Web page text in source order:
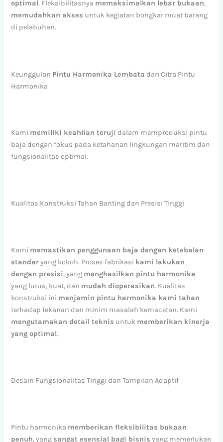
optimal. Fleksibilitasnya memaksimalkan lebar bukaan,
memudahkan akses untuk kegiatan bongkar muat barang
di pelabuhan.
Keunggulan Pintu Harmonika Lembata dari Citra Pintu
Harmonika
Kami memiliki keahlian teruji dalam memproduksi pintu
baja dengan fokus pada ketahanan lingkungan maritim dan
fungsionalitas optimal.
Kualitas Konstruksi Tahan Banting dan Presisi Tinggi
Kami memastikan penggunaan baja dengan ketebalan
standaryang kokoh. Proses fabrikasi kami lakukan
dengan presisi, yang menghasilkan pintu harmonika
yang lurus, kuat, dan mudah dioperasikan. Kualitas
konstruksi ini menjamin pintu harmonika kami tahan
terhadap tekanan dan minim masalah kemacetan. Kami
mengutamakan detail teknis untuk memberikan kinerja
yang optimal.
Desain Fungsionalitas Tinggi dan Tampilan Adaptif
Pintu harmonika memberikan fleksibilitas bukaan
penuh, yang sangat esensial bagi bisnis yang memerlukan